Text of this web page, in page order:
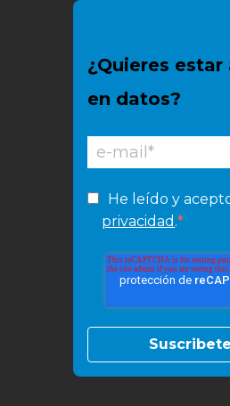
¿Quieres
en datos?
He leído y
privacidad .*